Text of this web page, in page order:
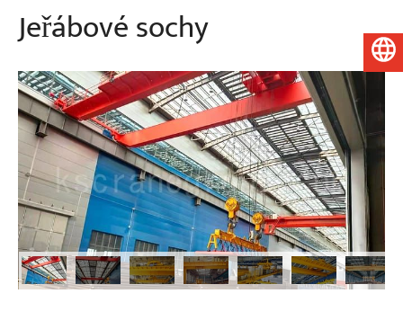
Jeřábové sochy Čeština